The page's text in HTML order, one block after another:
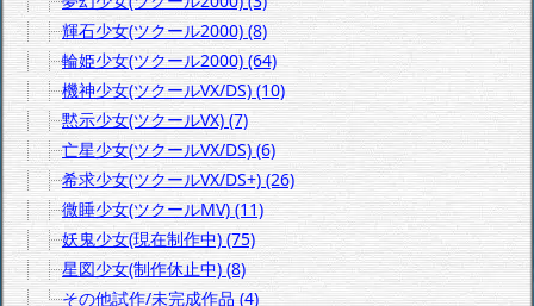
輝石少女(ツクール2000) (8)
輪姫少女(ツクール2000) (64)
機神少女(ツクールVX/DS) (10)
黙示少女(ツクールVX) (7)
亡星少女(ツクールVX/DS) (6)
希求少女(ツクールVX/DS+) (26)
微睡少女(ツクールMV) (11)
妖鬼少女(現在制作中) (75)
星図少女(制作休止中) (8)
その他試作/未完成作品 (4)